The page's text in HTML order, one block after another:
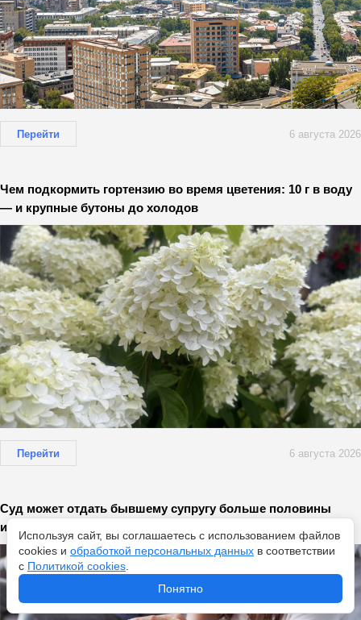
Перейти 6 августа 2026
Чем подкормить гортензию во время цветения: 10 г в воду
— и крупные бутоны до холодов
Перейти 6 августа 2026
Суд может отдать бывшему супругу больше половины
имущества - вот в каких случаях
Используя сайт, вы соглашаетесь с использованием файлов
cookies и обработкой персональных данных в соответствии
с Политикой cookies
Понятно